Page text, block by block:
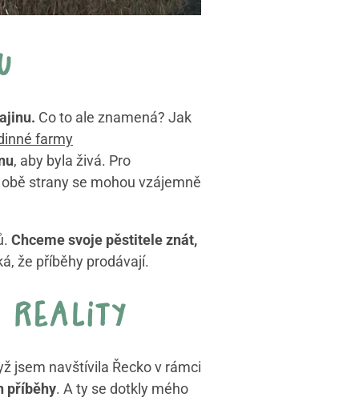
Co to ale znamená? Jak
farmy
, aby byla živá. Pro
strany se mohou vzájemně
Chceme svoje pěstitele znát,
že příběhy prodávají.
reality
jsem navštívila Řecko v rámci
příběhy. A ty se dotkly mého